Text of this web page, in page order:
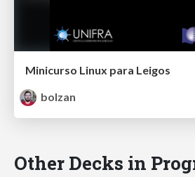
Minicurso Linux para Leigos
bolzan
Other Decks in